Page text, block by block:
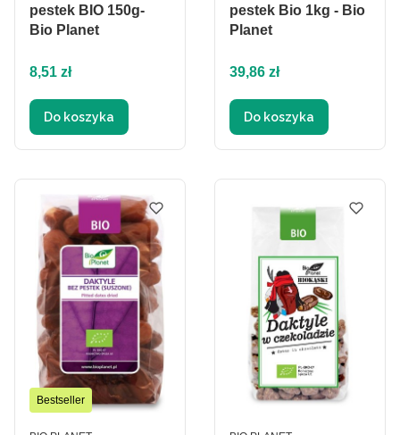
pestek BIO 150g-
Bio Planet
Cena
8,51 zł
Do koszyka
pestek Bio 1kg - Bio
Planet
Cena
39,86 zł
Do koszyka
Bestseller